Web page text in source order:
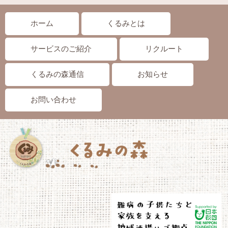
ホーム くるみとは
サービスのご紹介 リクルート
くるみの森通信 お知らせ
お問い合わせ